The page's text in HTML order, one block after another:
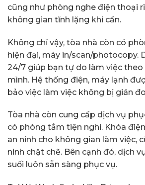
cũng như phòng nghe điện thoại
không gian tĩnh lặng khi cần.
Không chỉ vậy, tòa nhà còn có
hiện đại, máy in/scan/photocopy.
24/7 giúp bạn tự do làm việc theo
mình. Hệ thống điện, máy lạnh
bảo việc làm việc không bị gián
Tòa nhà còn cung cấp dịch vụ
có phòng tắm tiện nghi. Khóa
an ninh cho không gian làm việc,
ninh chặt chẽ. Bên cạnh đó, dịch
suối luôn sẵn sàng phục vụ.